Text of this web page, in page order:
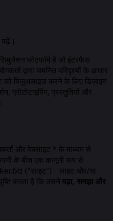
पढ़ें।
प्लेटफॉर्म है जो इंटरफेस
द्वारा चयनित परिदृश्यों के आधार
विज़ुअलाइज़ करने के लिए डिज़ाइन
प्रोटोटाइपिंग, प्रस्तुतियों और
और वेबसाइट * के माध्यम से
के बीच एक कानूनी रूप से
("साइट")। साइट और/या
करता है कि उसनेपढ़ा, समझा और